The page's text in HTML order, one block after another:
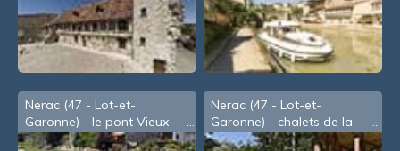
Nerac (47 - Lot-et-
Garonne) - le pont Vieux
au-dessus de la Baïse
Nerac (47 - Lot-et-
Garonne) - chalets de la
Garenne